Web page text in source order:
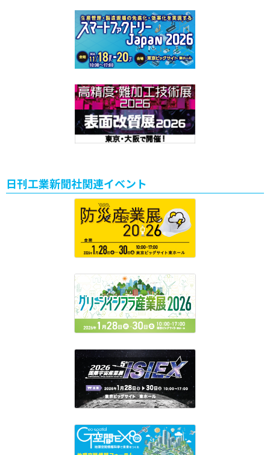
日刊工業新聞社関連イベント